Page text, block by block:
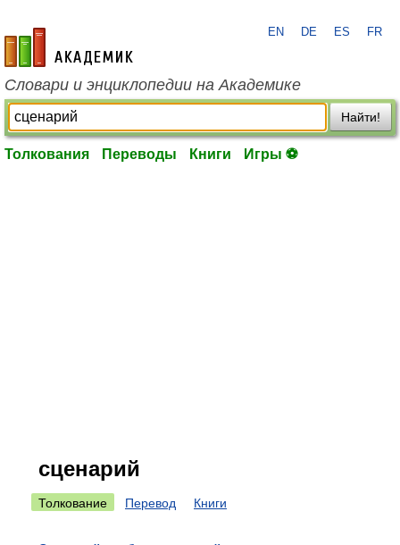
academic.ru
EN DE ES FR
Словари и энциклопедии на Академике
Найти!
Толкования Переводы Книги Игры ⚽
сценарий
Толкование Перевод Книги